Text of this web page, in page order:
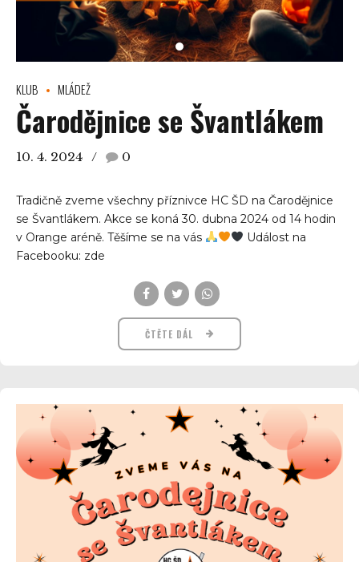
KLUB MLÁDEŽ
Čarodějnice se Švantlákem
10. 4. 2024 0
Tradičně zveme všechny příznivce HC ŠD na Čarodějnice
se Švantlákem. Akce se koná 30. dubna 2024 od 14 hodin
v Orange aréně. Těšíme se na vás
Událost na
Facebooku: zde
ČTĚTE DÁL